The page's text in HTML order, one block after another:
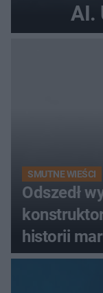
AI.
SMUTNE WIEŚCI
Odszedł
historii